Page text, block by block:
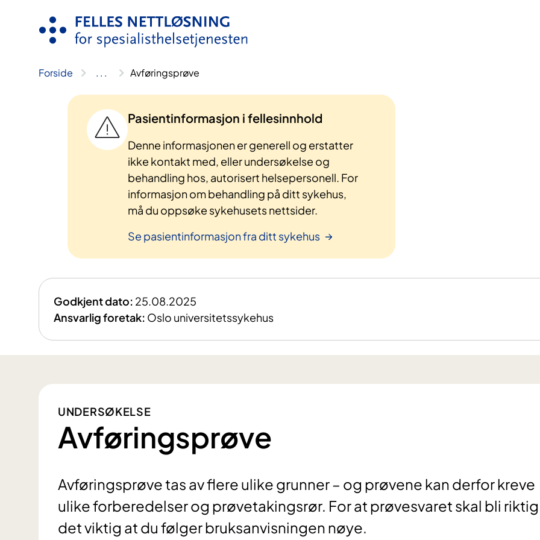
Forside .. . Avføringsprøve
Pasientinformasjon i fellesinnhold
Denne informasjonen er generell og erstatter
ikke kontakt med, eller undersøkelse og
behandling hos, autorisert helsepersonell. For
informasjon om behandling på ditt sykehus,
må du oppsøke sykehusets nettsider.
Se pasientinformasjon fra ditt sykehus
Godkjent dato: 25.08.2025
Ansvarlig foretak: Oslo universitetssykehus
UNDERSØKELSE
Avføringsprøve
Avføringsprøve tas av flere ulike grunner – og prøvene kan derfor kreve
ulike forberedelser og prøvetakingsrør. For at prøvesvaret skal bli
det viktig at du følger bruksanvisningen nøye.